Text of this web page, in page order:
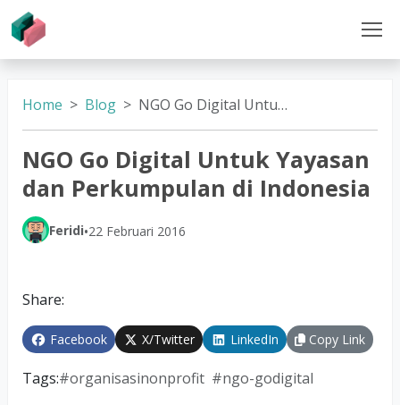
Home Blog NGO Go Digital Untuk Yayasan dan Perkumpulan di Indonesia
NGO Go Digital Untuk Yayasan
dan Perkumpulan di Indonesia
Feridi•22 Februari 2016
Share:
Facebook X/Twitter LinkedIn Copy Link
Tags:#organisasinonprofit #ngo-godigital